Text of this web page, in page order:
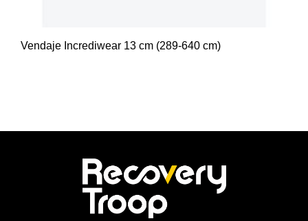
Vendaje Incrediwear 13 cm (289-640 cm)